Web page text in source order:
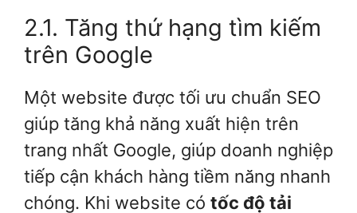
2.1. Tăng thứ hạng tìm kiếm
trên Google
Một website được tối ưu chuẩn SEO
giúp tăng khả năng xuất hiện trên
trang nhất Google, giúp doanh nghiệp
tiếp cận khách hàng tiềm năng nhanh
chóng. Khi website có tốc độ tải